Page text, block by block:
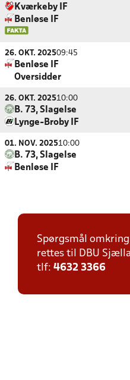
Kværkeby IF
Benløse IF
26. OKT. 202509:45
Benløse IF
Oversidder
26. OKT. 202510:00
B. 73, Slagelse
Lynge-Broby IF
01. NOV. 202510:00
B. 73, Slagelse
Benløse IF
Spørgsmål
rettes til DBU
tlf: 4632 3366